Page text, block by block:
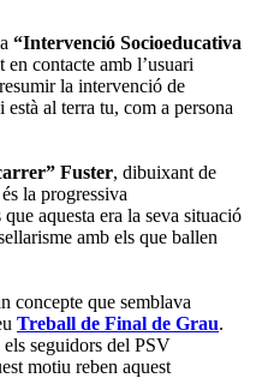
“Intervenció Socioeducativa
contacte amb l’usuari
la intervenció de
al terra tu, com a persona
Fuster, dibuixant de
la progressiva
aquesta era la seva situació
amb els que ballen
concepte que semblava
Treball de Final de Grau.
seguidors del PSV
motiu reben aquest